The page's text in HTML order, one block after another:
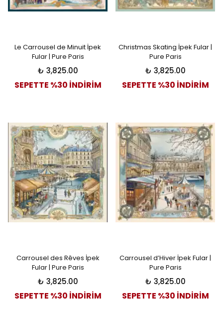
Le Carrousel de Minuit İpek
Fular | Pure Paris
₺ 3,825.00
SEPETTE %30 İNDİRİM
Christmas Skating İpek Fular |
Pure Paris
₺ 3,825.00
SEPETTE %30 İNDİRİM
Carrousel des Rêves İpek
Fular | Pure Paris
₺ 3,825.00
SEPETTE %30 İNDİRİM
Carrousel d’Hiver İpek Fular |
Pure Paris
₺ 3,825.00
SEPETTE %30 İNDİRİM